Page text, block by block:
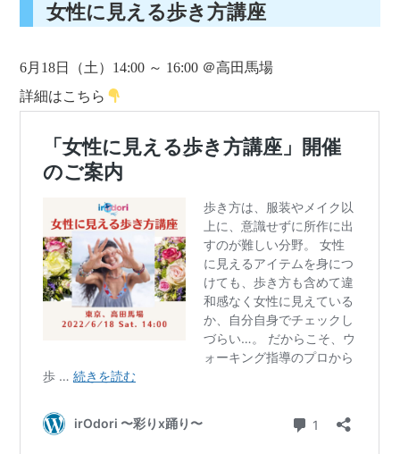
女性に見える歩き方講座
6月18日（土）14:00 ～ 16:00 ＠高田馬場
詳細はこちら